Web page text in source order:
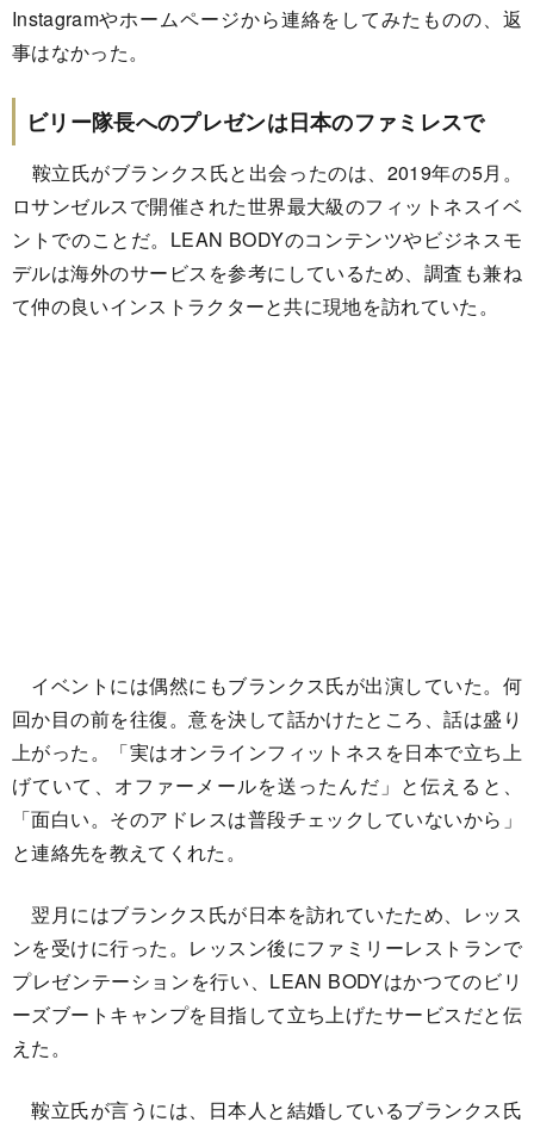
Instagramやホームページから連絡をしてみたものの、返
事はなかった。
ビリー隊長へのプレゼンは日本のファミレスで
鞍立氏がブランクス氏と出会ったのは、2019年の5月。
ロサンゼルスで開催された世界最大級のフィットネスイベ
ントでのことだ。LEAN BODYのコンテンツやビジネスモ
デルは海外のサービスを参考にしているため、調査も兼ね
て仲の良いインストラクターと共に現地を訪れていた。
イベントには偶然にもブランクス氏が出演していた。何
回か目の前を往復。意を決して話かけたところ、話は盛り
上がった。「実はオンラインフィットネスを日本で立ち上
げていて、オファーメールを送ったんだ」と伝えると、
「面白い。そのアドレスは普段チェックしていないから」
と連絡先を教えてくれた。
翌月にはブランクス氏が日本を訪れていたため、レッス
ンを受けに行った。レッスン後にファミリーレストランで
プレゼンテーションを行い、LEAN BODYはかつてのビリ
ーズブートキャンプを目指して立ち上げたサービスだと伝
えた。
鞍立氏が言うには、日本人と結婚しているブランクス氏